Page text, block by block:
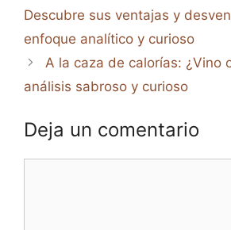
Descubre sus ventajas y
enfoque analítico y curioso
A la caza de calorías: ¿Vino
análisis sabroso y curioso
Deja un comentario